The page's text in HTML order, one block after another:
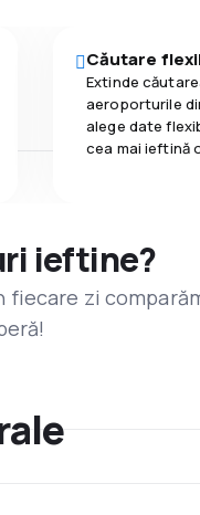
Căutare
Extinde
aeroporturile
alege date
cea mai ieftină
ieftine?
zi